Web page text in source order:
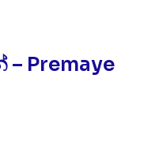
Premaye